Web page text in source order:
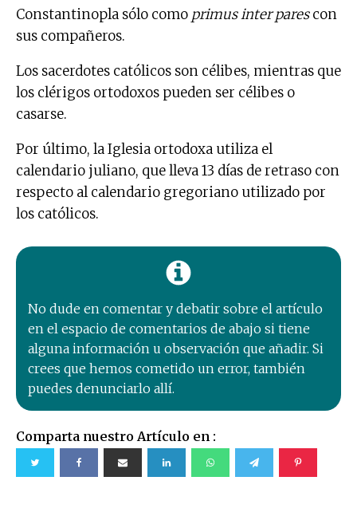
Constantinopla sólo como primus inter parescon
sus compañeros.
Los sacerdotes católicos son célibes, mientras que
los clérigos ortodoxos pueden ser célibes o
casarse.
Por último, la Iglesia ortodoxa utiliza el
calendario juliano, que lleva 13 días de retraso con
respecto al calendario gregoriano utilizado por
los católicos.
No dude en comentar y debatir sobre el artículo
en el espacio de comentarios de abajo si tiene
alguna información u observación que añadir. Si
crees que hemos cometido un error, también
puedes denunciarlo allí.
Comparta nuestro Artículo en :